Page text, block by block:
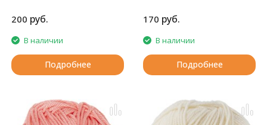
200 руб.
В наличии
Подробнее
170 руб.
В наличии
Подробнее